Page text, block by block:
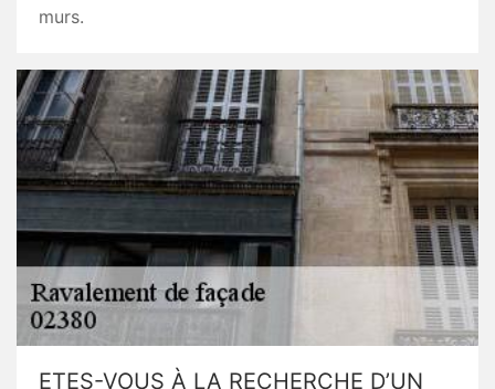
murs.
ETES-VOUS À LA RECHERCHE D’UN